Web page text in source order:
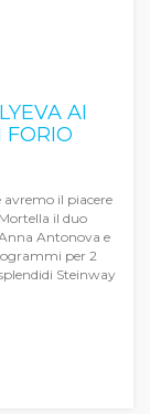
AI
FORIO
avremo il piacere
il duo
Antonova e
per 2
Steinway